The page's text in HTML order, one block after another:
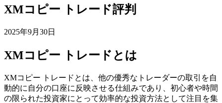
XMコピー トレード評判
2025年9月30日
XMコピー トレードとは
XMコピー トレードとは、他の優秀なトレーダーの取引を自
動的に自分の口座に反映させる仕組みであり、初心者や時間
の限られた投資家にとって効率的な投資方法として注目を集